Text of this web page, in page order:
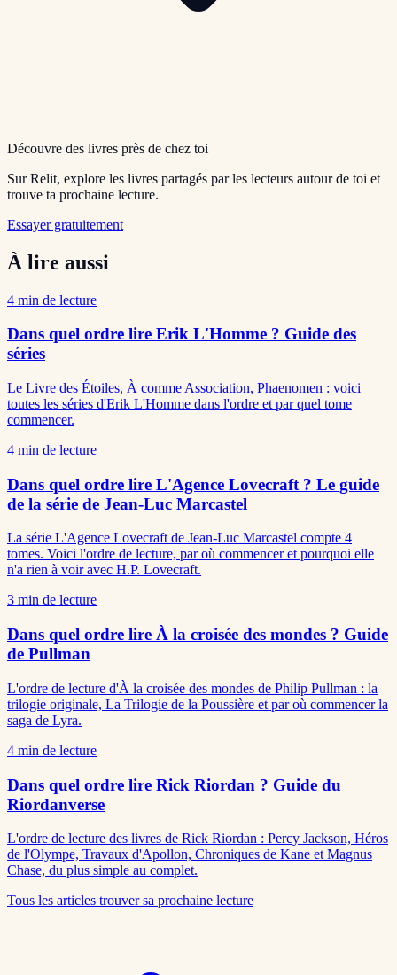
Découvre des livres près de chez toi
Sur Relit, explore les livres partagés par les lecteurs autour de toi et
trouve ta prochaine lecture.
Essayer gratuitement
À lire aussi
4 min de lecture
Dans quel ordre lire Erik L'Homme ? Guide des
séries
Le Livre des Étoiles, À comme Association, Phaenomen : voici
toutes les séries d'Erik L'Homme dans l'ordre et par quel tome
commencer.
4 min de lecture
Dans quel ordre lire L'Agence Lovecraft ? Le guide
de la série de Jean-Luc Marcastel
La série L'Agence Lovecraft de Jean-Luc Marcastel compte 4
tomes. Voici l'ordre de lecture, par où commencer et pourquoi elle
n'a rien à voir avec H.P. Lovecraft.
3 min de lecture
Dans quel ordre lire À la croisée des mondes ? Guide
de Pullman
L'ordre de lecture d'À la croisée des mondes de Philip Pullman : la
trilogie originale, La Trilogie de la Poussière et par où commencer la
saga de Lyra.
4 min de lecture
Dans quel ordre lire Rick Riordan ? Guide du
Riordanverse
L'ordre de lecture des livres de Rick Riordan : Percy Jackson, Héros
de l'Olympe, Travaux d'Apollon, Chroniques de Kane et Magnus
Chase, du plus simple au complet.
Tous les articles trouver sa prochaine lecture